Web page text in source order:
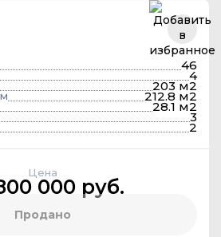
46
4
203 м2
212.8 м2
28.1 м2
3
2
Цена
000 руб.
Продано